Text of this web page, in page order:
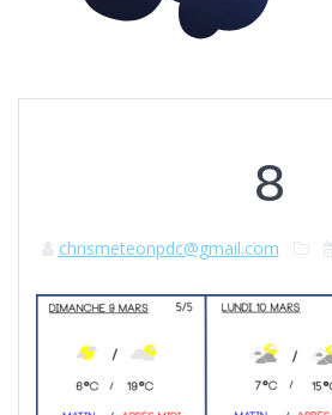
8
chrismeteonpdc@gmail.com